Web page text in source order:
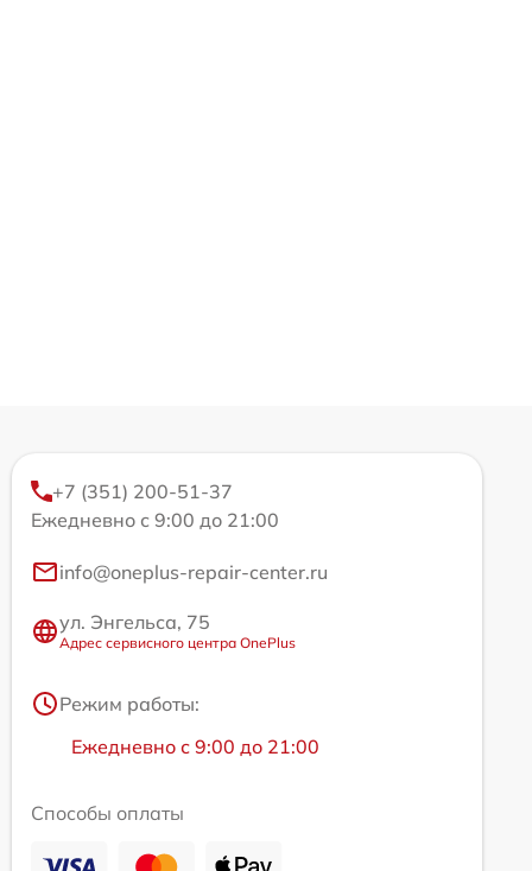
+7 (351) 200-51-37
Ежедневно с 9:00 до 21:00
info@oneplus-repair-center.ru
ул. Энгельса, 75
Адрес сервисного центра OnePlus
Режим работы:
Ежедневно с 9:00 до 21:00
Способы оплаты